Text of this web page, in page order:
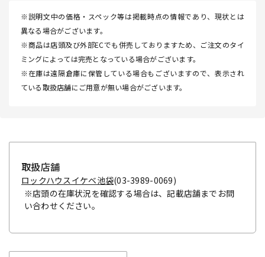
※説明文中の価格・スペック等は掲載時点の情報であり、現状とは
異なる場合がございます。
※商品は店頭及び外部ECでも併売しておりますため、ご注文のタイ
ミングによっては完売となっている場合がございます。
※在庫は遠隔倉庫に保管している場合もございますので、表示され
ている取扱店舗にご用意が無い場合がございます。
取扱店舗
ロックハウスイケベ池袋(03-3989-0069)
※店頭の在庫状況を確認する場合は、記載店舗までお問
い合わせください。